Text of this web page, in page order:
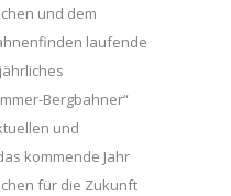
und dem
laufende
Bergbahner“
und
kommende Jahr
für die Zukunft